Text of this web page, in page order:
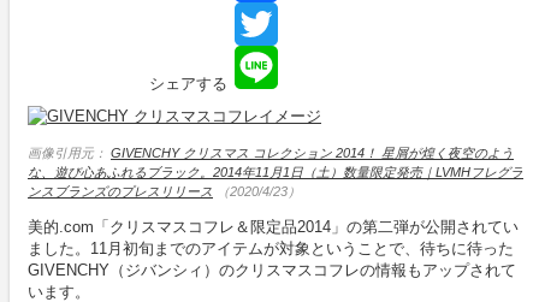
シェアする
Line
画像引用元： GIVENCHY クリスマス コレクション 2014！ 星屑が煌く夜空のよう
な、遊び心あふれるブラック。2014年11月1日（土）数量限定発売｜LVMHフレグラ
ンスブランズのプレスリリース （2020/4/23）
美的.com「クリスマスコフレ＆限定品2014」の第二弾が公開されてい
ました。11月初旬までのアイテムが対象ということで、待ちに待った
GIVENCHY（ジバンシィ）のクリスマスコフレの情報もアップされて
います。